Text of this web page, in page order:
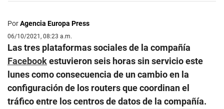
PorAgencia Europa Press
06/10/2021, 08:23 a.m.
Las tres plataformas sociales de la compañía
Facebookestuvieron seis horas sin servicio este
lunes como consecuencia de un cambio en la
configuración de los routers que coordinan el
tráfico entre los centros de datos de la compañía.